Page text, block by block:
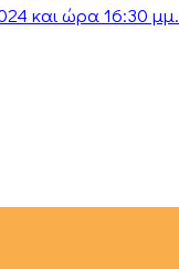
και ώρα 16:30 μμ.